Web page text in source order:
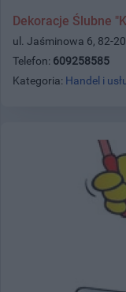
Dekoracje Ślubne
ul. Jaśminowa 6, 82-
Telefon: 609258585
Kategoria: Handel i